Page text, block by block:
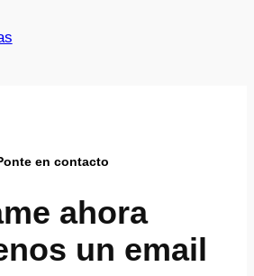
en contacto
ahora
un email